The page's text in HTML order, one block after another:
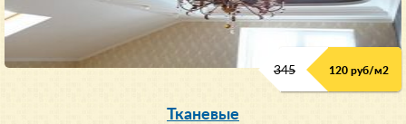
345 120 руб/м2
Тканевые